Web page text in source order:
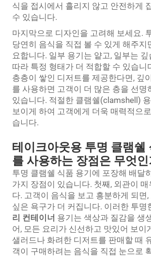
식을 접시에서 흘리지 않고 안전하게
수 있습니다.
마지막으로 디자인을 고려해 보세요.
당연히 음식을 직접 볼 수 있게 해주지
요합니다. 일부 용기는 얕고, 일부는
따라 특정 형태가 더 적합할 수 있습니
층층이 쌓인 디저트를 제공한다면, 깊
를 사용하면 고객이 더 많은 층을 선명
있습니다. 적절한 클램쉘(clamshell)
보이게 하여 고객에게 더욱 매력적으
습니다.
테이크아웃용 투명 클램쉘
를 사용하는 장점은 무엇인
투명 클램쉘 식품 용기에 포장해 배달
가지 장점이 있습니다. 첫째, 외관이
다. 고객이 음식을 보고 흥분하게 되면,
싶은 욕구가 더 커집니다. 이러한 투명
리 컨테이너 용기는 색상과 질감을 생
어, 모든 요리가 신선하고 맛있어 보이
샐러드나 화려한 디저트를 판매할 때
객이 구매하려는 음식을 직접 눈으로